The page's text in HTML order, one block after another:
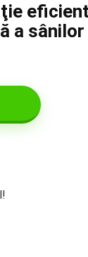
a sânilor